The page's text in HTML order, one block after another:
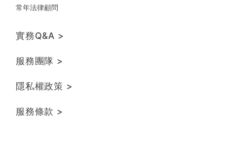
常年法律顧問
實務Q&A >
服務團隊 >
隱私權政策 >
服務條款 >